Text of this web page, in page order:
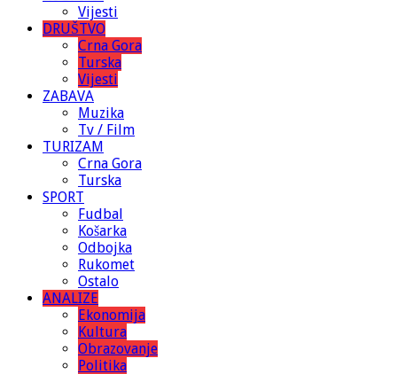
Vijesti
DRUŠTVO
Crna Gora
Turska
Vijesti
ZABAVA
Muzika
Tv / Film
TURIZAM
Crna Gora
Turska
SPORT
Fudbal
Košarka
Odbojka
Rukomet
Ostalo
ANALIZE
Ekonomija
Kultura
Obrazovanje
Politika